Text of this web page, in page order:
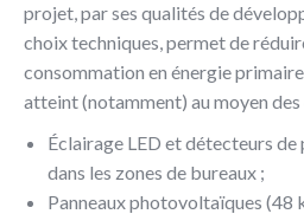
projet, par ses qualités de
choix techniques, permet de
consommation en énergie
atteint (notamment) au moyen
Éclairage LED et détecteurs de
dans les zones de bureaux ;
Panneaux photovoltaïques (48